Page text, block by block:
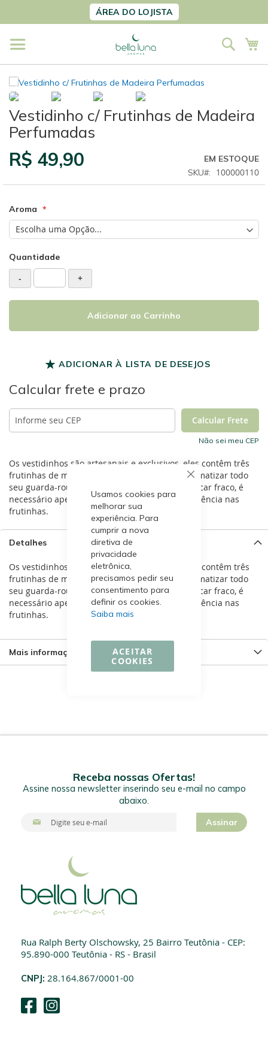
Usamos cookies para
melhorar sua
experiência. Para
cumprir a nova
diretiva de
privacidade
eletrônica,
precisamos pedir seu
consentimento para
definir os cookies.
Saiba mais
ACEITAR
COOKIES
para
conteúdo
ÁREA DO LOJISTA
Vestidinho c/ Frutinhas de Madeira
Perfumadas
R$ 49,90
EM ESTOQUE
SKU
100000110
Aroma
Quantidade
- +
Adicionar ao Carrinho
ADICIONAR À LISTA DE DESEJOS
Calcular frete e prazo
Não sei meu CEP
Os vestidinhos são artesanais e exclusivos, eles contêm três
frutinhas de madeira perfumadas que irão aromatizar todo
seu guarda-roupa ou closet. Quando o aroma ficar fraco, é
necessário apenas pingar algumas gotas de essência nas
frutinhas.
Detalhes
Os vestidinhos são artesanais e exclusivos, eles contêm três
frutinhas de madeira perfumadas que irão aromatizar todo
seu guarda-roupa ou closet. Quando o aroma ficar fraco, é
necessário apenas pingar algumas gotas de essência nas
frutinhas.
Mais informações
Receba nossas Ofertas!
Assine nossa newsletter inserindo seu e-mail no campo
abaixo.
v
a
e
n
a
n
o
s
s
Assinar
Rua Ralph Berty Olschowsky, 25 Bairro Teutônia - CEP:
95.890-000 Teutônia - RS - Brasil
CNPJ: 28.164.867/0001-00